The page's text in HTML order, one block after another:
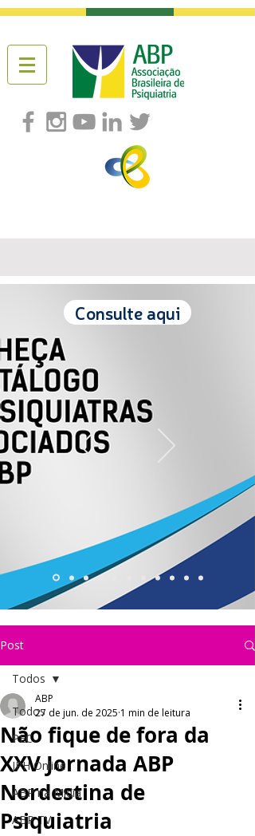
Consulte aqui
Post
Todos
PEC
JPH Online
ABP na Mídia
ABP TV
Todos
Não fique de fora da
XXV Jornada ABP
Nordestina de
Psiquiatria
ABP
27 de jun. de 2025 1 min de leitura